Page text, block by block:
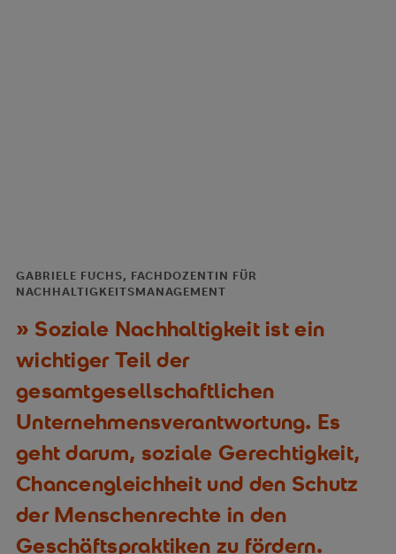
Soziale Nachhaltigkeit ist ein
wichtiger Teil der
gesamtgesellschaftlichen
Unternehmensverantwortung. Es
geht darum, soziale Gerechtigkeit,
Chancengleichheit und den Schutz
der Menschenrechte in den
Geschäftspraktiken zu fördern.
GABRIELE FUCHS, FACHDOZENTIN FÜR
NACHHALTIGKEITSMANAGEMENT